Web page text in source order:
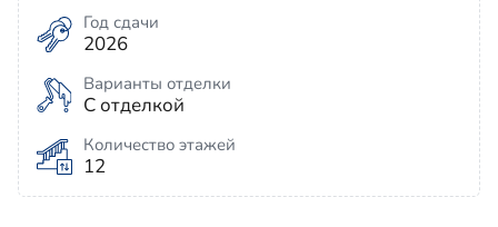
Год сдачи
2026
Варианты отделки
С отделкой
Количество этажей
12